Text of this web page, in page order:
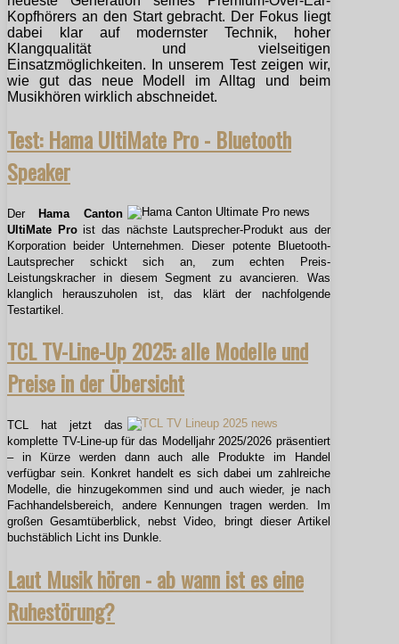
Kopfhörers an den Start gebracht. Der Fokus liegt
dabei klar auf modernster Technik, hoher
Klangqualität und vielseitigen
Einsatzmöglichkeiten. In unserem Test zeigen wir,
wie gut das neue Modell im Alltag und beim
Musikhören wirklich abschneidet.
Test: Hama UltiMate Pro - Bluetooth
Speaker
DerHama Canton
UltiMate Proist das nächste Lautsprecher-Produkt aus der
Korporation beider Unternehmen. Dieser potente Bluetooth-
Lautsprecher schickt sich an, zum echten Preis-
Leistungskracher in diesem Segment zu avancieren. Was
klanglich herauszuholen ist, das klärt der nachfolgende
Testartikel.
TCL TV-Line-Up 2025: alle Modelle und
Preise in der Übersicht
TCL hat jetzt das
komplette TV-Line-up für das Modelljahr 2025/2026 präsentiert
– in Kürze werden dann auch alle Produkte im Handel
verfügbar sein. Konkret handelt es sich dabei um zahlreiche
Modelle, die hinzugekommen sind und auch wieder, je nach
Fachhandelsbereich, andere Kennungen tragen werden. Im
großen Gesamtüberblick, nebst Video, bringt dieser Artikel
buchstäblich Licht ins Dunkle.
Laut Musik hören - ab wann ist es eine
Ruhestörung?